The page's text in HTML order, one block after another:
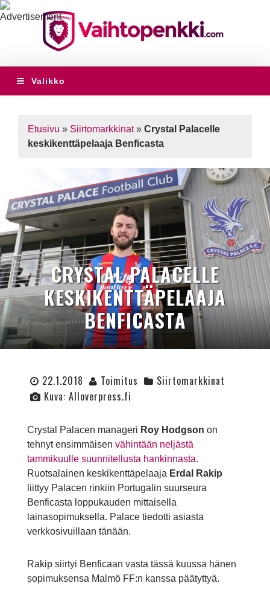
Valikko
Etusivu » Siirtomarkkinat» Crystal Palacelle
keskikenttäpelaaja Benficasta
CRYSTAL PALACELLE
KESKIKENTTÄPELAAJA
BENFICASTA
22.1.2018 Toimitus
Siirtomarkkinat
Kuva: Alloverpress.fi
Crystal Palacen manageri Roy Hodgson on
tehnyt ensimmäisen vähintään neljästä
tammikuulle suunnitellusta hankinnasta.
Ruotsalainen keskikenttäpelaaja Erdal Rakip
liittyy Palacen rinkiin Portugalin suurseura
Benficasta loppukauden mittaisella
lainasopimuksella. Palace tiedotti asiasta
verkkosivuillaan tänään.
Rakip siirtyi Benficaan vasta tässä kuussa hänen
sopimuksensa Malmö FF:n kanssa päätyttyä.